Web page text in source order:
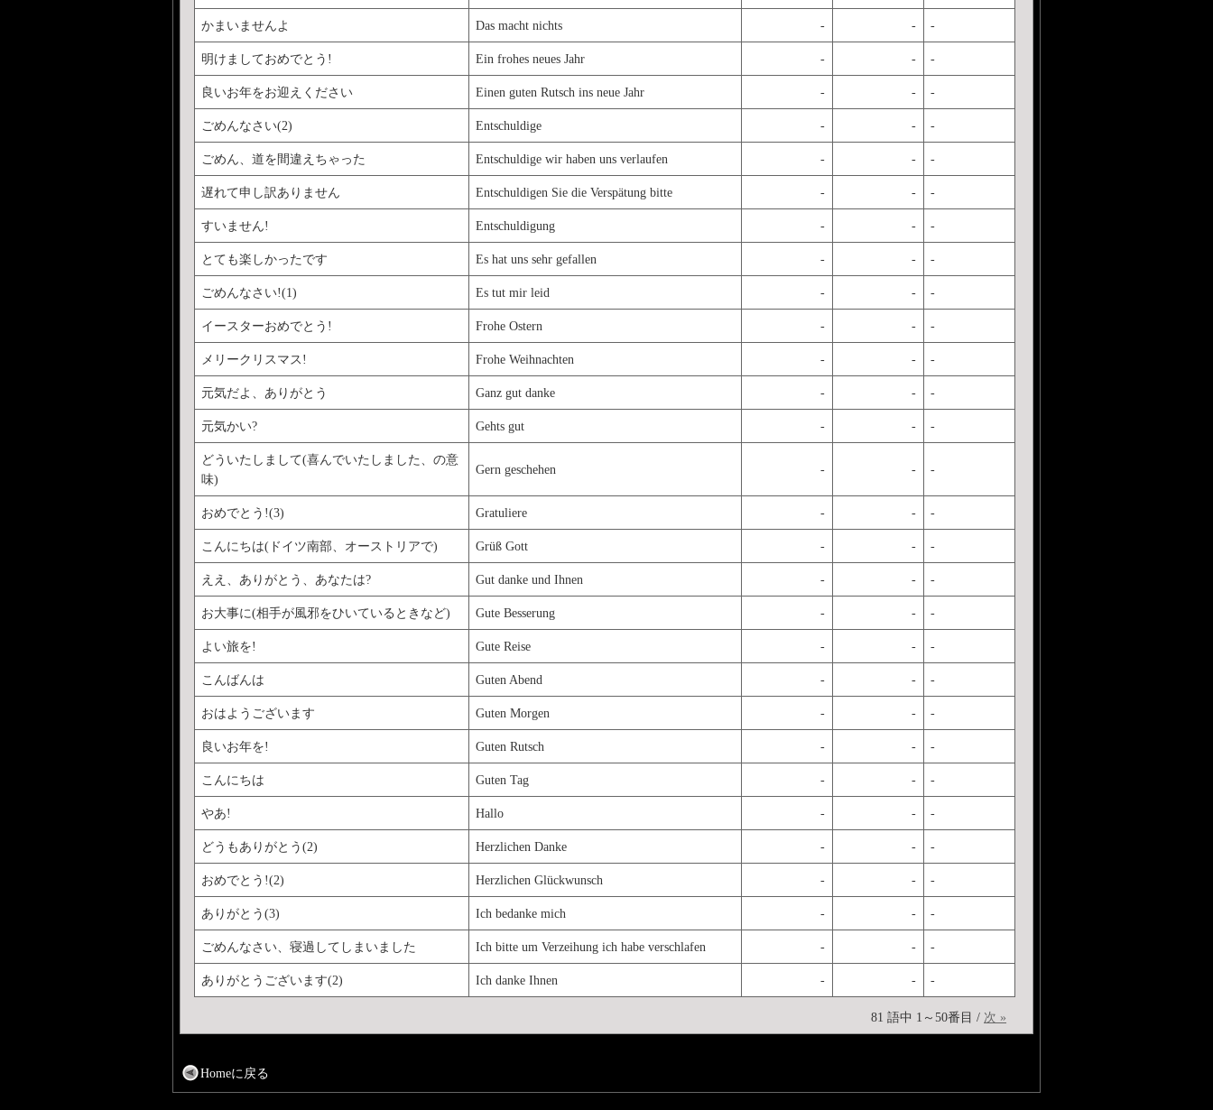
かまいませんよ Das macht nichts - - -
明けましておめでとう! Ein frohes neues Jahr - - -
良いお年をお迎えください Einen guten Rutsch ins neue Jahr - - -
ごめんなさい(2) Entschuldige - - -
ごめん、道を間違えちゃった Entschuldige wir haben uns verlaufen - - -
遅れて申し訳ありません Entschuldigen Sie die Verspätung bitte - - -
すいません! Entschuldigung - - -
とても楽しかったです Es hat uns sehr gefallen - - -
ごめんなさい!(1) Es tut mir leid - - -
イースターおめでとう! Frohe Ostern - - -
メリークリスマス! Frohe Weihnachten - - -
元気だよ、ありがとう Ganz gut danke - - -
元気かい? Gehts gut - - -
どういたしまして(喜んでいたしました、の意
味)
Gern geschehen - - -
おめでとう!(3) Gratuliere - - -
こんにちは(ドイツ南部、オーストリアで) Grüß Gott - - -
ええ、ありがとう、あなたは? Gut danke und Ihnen - - -
お大事に(相手が風邪をひいているときなど) Gute Besserung - - -
よい旅を! Gute Reise - - -
こんばんは Guten Abend - - -
おはようございます Guten Morgen - - -
良いお年を! Guten Rutsch - - -
こんにちは Guten Tag - - -
やあ! Hallo - - -
どうもありがとう(2) Herzlichen Danke - - -
おめでとう!(2) Herzlichen Glückwunsch - - -
ありがとう(3) Ich bedanke mich - - -
ごめんなさい、寝過してしまいました Ich bitte um Verzeihung ich habe verschlafen - - -
ありがとうございます(2) Ich danke Ihnen - - -
81 語中 1～50番目 / 次 »
Homeに戻る